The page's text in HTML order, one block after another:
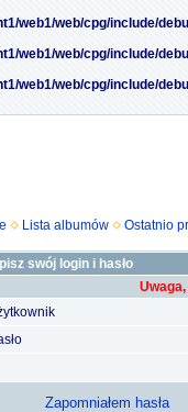
web1/web/cpg/include/
web1/web/cpg/include/
web1/web/cpg/include/
Lista albumów Ostatnio
swój login i hasło
Zapomniałem hasła